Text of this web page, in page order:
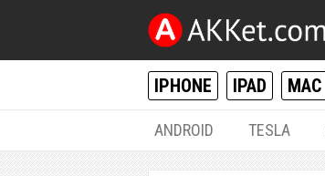
IPHONE IPAD MAC
ANDROID TESLA